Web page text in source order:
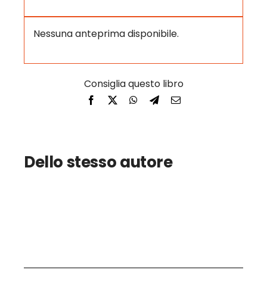
Nessuna anteprima disponibile.
Dello stesso autore